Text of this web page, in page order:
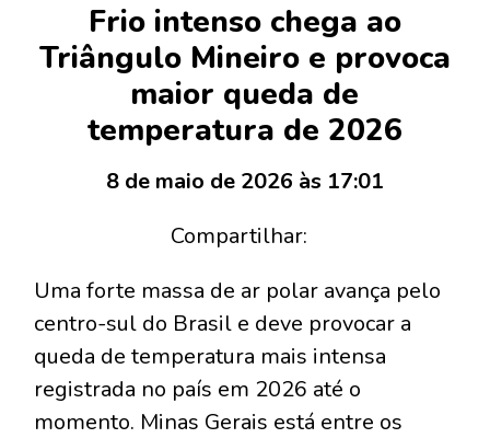
Frio intenso chega ao
Triângulo Mineiro e provoca
maior queda de
temperatura de 2026
8 de maio de 2026 às 17:01
Compartilhar:
Uma forte massa de ar polar avança pelo
centro-sul do Brasil e deve provocar a
queda de temperatura mais intensa
registrada no país em 2026 até o
momento. Minas Gerais está entre os